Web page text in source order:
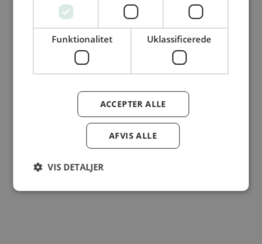
Funktionalitet Uklassificerede
ACCEPTER ALLE
AFVIS ALLE
VIS DETALJER